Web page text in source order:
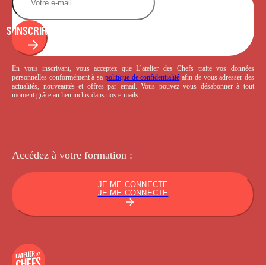
S'INSCRIRE
En vous inscrivant, vous acceptez que L’atelier des Chefs traite vos données
personnelles conformément à sa politique de confidentialité afin de vous adresser des
actualités, nouveautés et offres par email. Vous pouvez vous désabonner à tout
moment grâce au lien inclus dans nos e-mails.
Accédez à votre formation :
JE ME CONNECTE
JE ME CONNECTE